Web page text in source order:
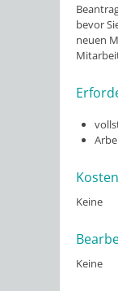
bevor
neuen
Kosten
Keine
Keine